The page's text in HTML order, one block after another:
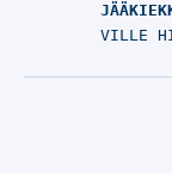
VILLE